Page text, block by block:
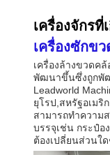
เครื่องจักรที่
เครื่องซักขว
เครื่องล้างขวดค
พัฒนาขึ้นซึ่งถูกพัฒ
Leadworld
ยุโรป,สหรัฐอเมริ
สามารถทําความ
บรรจุเช่น กระป๋อ
ต้องเปลี่ยนส่วนใ